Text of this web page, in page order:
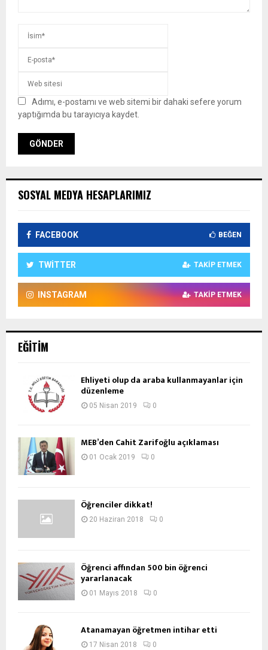
Adımı, e-postamı ve web sitemi bir dahaki sefere yorum
yaptığımda bu tarayıcıya kaydet.
SOSYAL MEDYA HESAPLARIMIZ
FACEBOOK BEĞEN
TWITTER TAKIP ETMEK
INSTAGRAM TAKIP ETMEK
EĞITIM
Ehliyeti olup da araba kullanmayanlar için
düzenleme
05 Nisan 2019 0
MEB’den Cahit Zarifoğlu açıklaması
01 Ocak 2019 0
Öğrenciler dikkat!
20 Haziran 2018 0
Öğrenci affından 500 bin öğrenci
yararlanacak
01 Mayıs 2018 0
Atanamayan öğretmen intihar etti
17 Nisan 2018 0